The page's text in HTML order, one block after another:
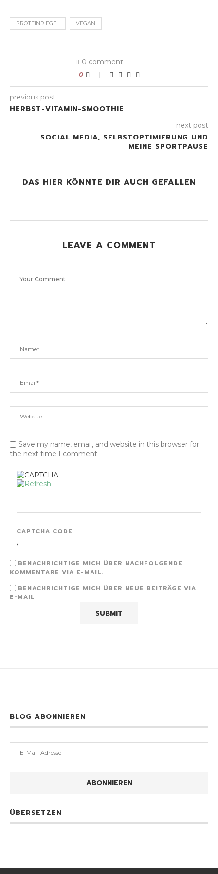
PROTEINRIEGEL VEGAN
0 comment
0
previous post
HERBST-VITAMIN-SMOOTHIE
next post
SOCIAL MEDIA, SELBSTOPTIMIERUNG UND
MEINE SPORTPAUSE
DAS HIER KÖNNTE DIR AUCH GEFALLEN
LEAVE A COMMENT
Save my name, email, and website in this browser for
the next time I comment.
CAPTCHA CODE
*
BENACHRICHTIGE MICH ÜBER NACHFOLGENDE
KOMMENTARE VIA E-MAIL.
BENACHRICHTIGE MICH ÜBER NEUE BEITRÄGE VIA
E-MAIL.
BLOG ABONNIEREN
Mail-
ABONNIEREN
ÜBERSETZEN